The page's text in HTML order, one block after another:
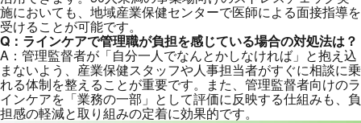
施においても、地域産業保健センターで医師による面接指導を
受けることが可能です。
Q：ラインケアで管理職が負担を感じている場合の対処法は？
A：管理監督者が「自分一人でなんとかしなければ」と抱え込
まないよう、産業保健スタッフや人事担当者がすぐに相談に乗
れる体制を整えることが重要です。また、管理監督者向けのラ
インケアを「業務の一部」として評価に反映する仕組みも、負
担感の軽減と取り組みの定着に効果的です。